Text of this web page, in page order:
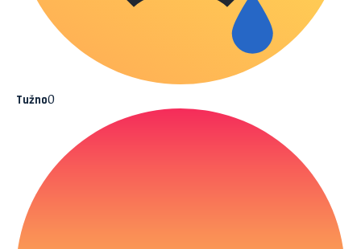
Tužno0